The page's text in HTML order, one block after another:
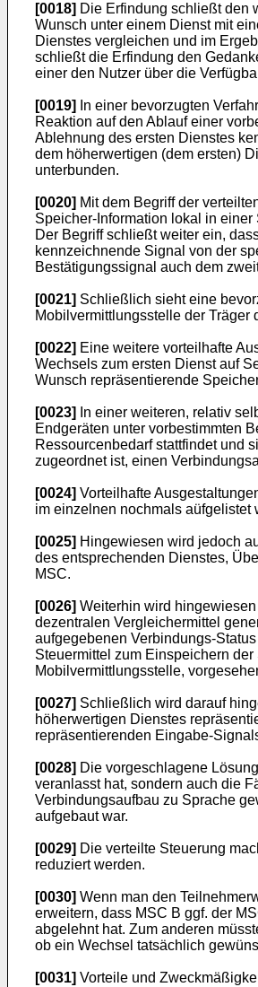
[0018] Die Erfindung schließt den
Wunsch unter einem Dienst mit
Dienstes vergleichen und im
schließt die Erfindung den
einer den Nutzer über die
[0019]
In einer bevorzugten
Reaktion auf den Ablauf einer
Ablehnung des ersten Dienstes
dem höherwertigen (dem ersten)
unterbunden.
[0020] Mit dem Begriff der
Speicher-Information lokal in
Der Begriff schließt weiter ein,
kennzeichnende Signal von der
Bestätigungssignal auch dem
[0021] Schließlich sieht eine
Mobilvermittlungsstelle der Träger
[0022] Eine weitere vorteilhafte
Wechsels zum ersten Dienst auf
Wunsch repräsentierende
[0023]
In einer weiteren, relativ
Endgeräten unter vorbestimmten
Ressourcenbedarf stattfindet und
zugeordnet ist, einen
[0024] Vorteilhafte
im einzelnen nochmals aüfgelistet
[0025] Hingewiesen wird jedoch
des entsprechenden Dienstes,
MSC.
[0026] Weiterhin wird
dezentralen Vergleichermittel
aufgegebenen Verbindungs-
Steuermittel zum Einspeichern
Mobilvermittlungsstelle,
[0027] Schließlich wird darauf
höherwertigen Dienstes
repräsentierenden Eingabe-
[0028] Die vorgeschlagene
veranlasst hat, sondern auch die
Verbindungsaufbau zu Sprache
aufgebaut war.
[0029] Die verteilte Steuerung
reduziert werden.
[0030] Wenn man den
erweitern, dass MSC B ggf. der
abgelehnt hat. Zum anderen
ob ein Wechsel tatsächlich
[0031] Vorteile und